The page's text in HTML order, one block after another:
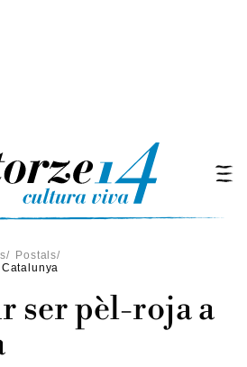
/ Postals/
ser pèl-roja a